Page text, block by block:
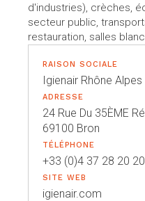
d'industries), crèches,
secteur public,
restauration, salles
RAISON SOCIALE
Igienair Rhône Alpes
ADRESSE
24 Rue Du 35ÈME
69100 Bron
TÉLÉPHONE
+33 (0)4 37 28 20 20
SITE WEB
igienair.com